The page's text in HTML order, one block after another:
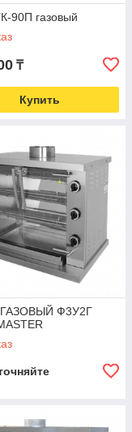
90П газовый
₸
Купить
Ф3У2Г